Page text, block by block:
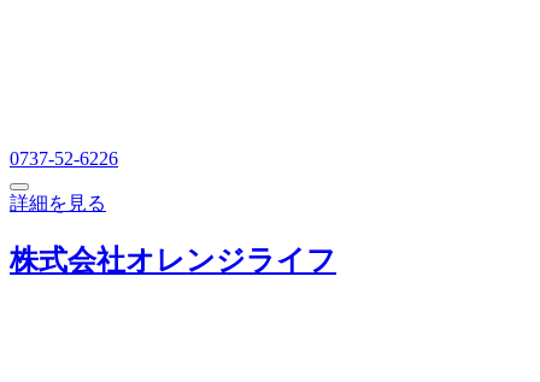
0737-52-6226
詳細を見る
株式会社オレンジライフ